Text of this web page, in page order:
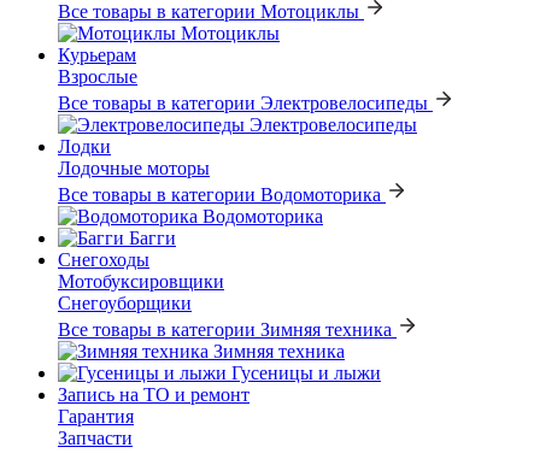
Все товары в категории Мотоциклы
Мотоциклы
Курьерам
Взрослые
Все товары в категории Электровелосипеды
Электровелосипеды
Лодки
Лодочные моторы
Все товары в категории Водомоторика
Водомоторика
Багги
Снегоходы
Мотобуксировщики
Снегоуборщики
Все товары в категории Зимняя техника
Зимняя техника
Гусеницы и лыжи
Запись на ТО и ремонт
Гарантия
Запчасти